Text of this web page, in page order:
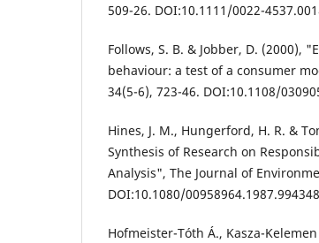
509-26. DOI:10.1111/0022-
Follows, S. B. & Jobber, D. (2000),
behaviour: a test of a consumer
34(5-6), 723-46. DOI:10.1108/
Hines, J. M., Hungerford, H. R. &
Synthesis of Research on
Analysis", The Journal of
DOI:10.1080/
Hofmeister-Tóth Á., Kasza-